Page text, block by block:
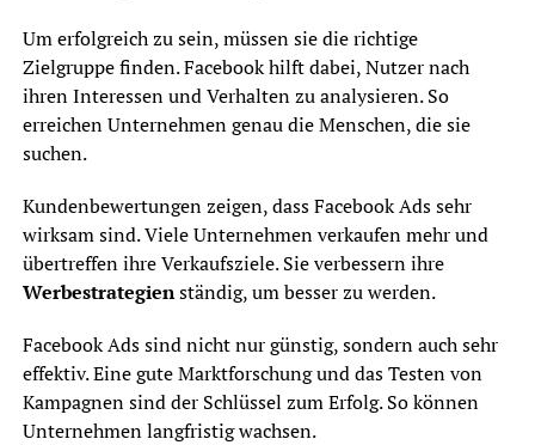
Um erfolgreich zu sein, müssen sie die richtige
Zielgruppe finden. Facebook hilft dabei, Nutzer nach
ihren Interessen und Verhalten zu analysieren. So
erreichen Unternehmen genau die Menschen, die sie
suchen.
Kundenbewertungen zeigen, dass Facebook Ads sehr
wirksam sind. Viele Unternehmen verkaufen mehr und
übertreffen ihre Verkaufsziele. Sie verbessern ihre
Werbestrategienständig, um besser zu werden.
Facebook Ads sind nicht nur günstig, sondern auch sehr
effektiv. Eine gute Marktforschung und das Testen von
Kampagnen sind der Schlüssel zum Erfolg. So können
Unternehmen langfristig wachsen.